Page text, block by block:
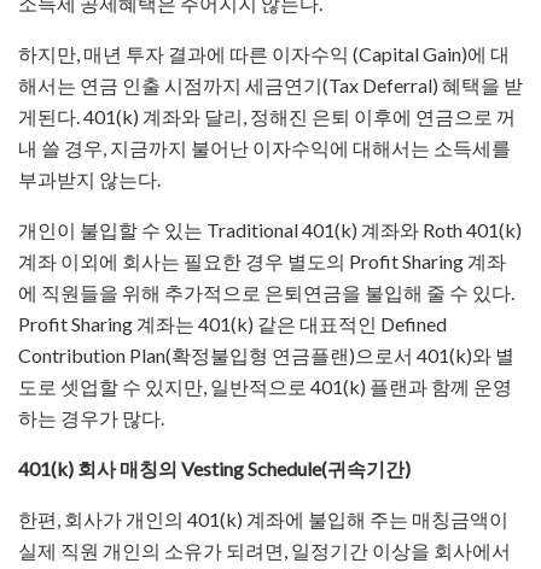
하지만, 매년 투자 결과에 따른 이자수익 (Capital Gain)에 대
해서는 연금 인출 시점까지 세금연기(Tax Deferral) 혜택을 받
게된다. 401(k) 계좌와 달리, 정해진 은퇴 이후에 연금으로 꺼
내 쓸 경우, 지금까지 불어난 이자수익에 대해서는 소득세를
부과받지 않는다.
개인이 불입할 수 있는 Traditional 401(k) 계좌와 Roth 401(k)
계좌 이외에 회사는 필요한 경우 별도의 Profit Sharing 계좌
에 직원들을 위해 추가적으로 은퇴연금을 불입해 줄 수 있다.
Profit Sharing 계좌는 401(k) 같은 대표적인 Defined
Contribution Plan(확정불입형 연금플랜)으로서 401(k)와 별
도로 셋업할 수 있지만, 일반적으로 401(k) 플랜과 함께 운영
하는 경우가 많다.
401(k) 회사 매칭의 Vesting Schedule(귀속기간)
한편, 회사가 개인의 401(k) 계좌에 불입해 주는 매칭금액이
실제 직원 개인의 소유가 되려면, 일정기간 이상을 회사에서